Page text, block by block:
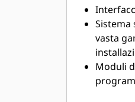
Sistema
vasta
Moduli